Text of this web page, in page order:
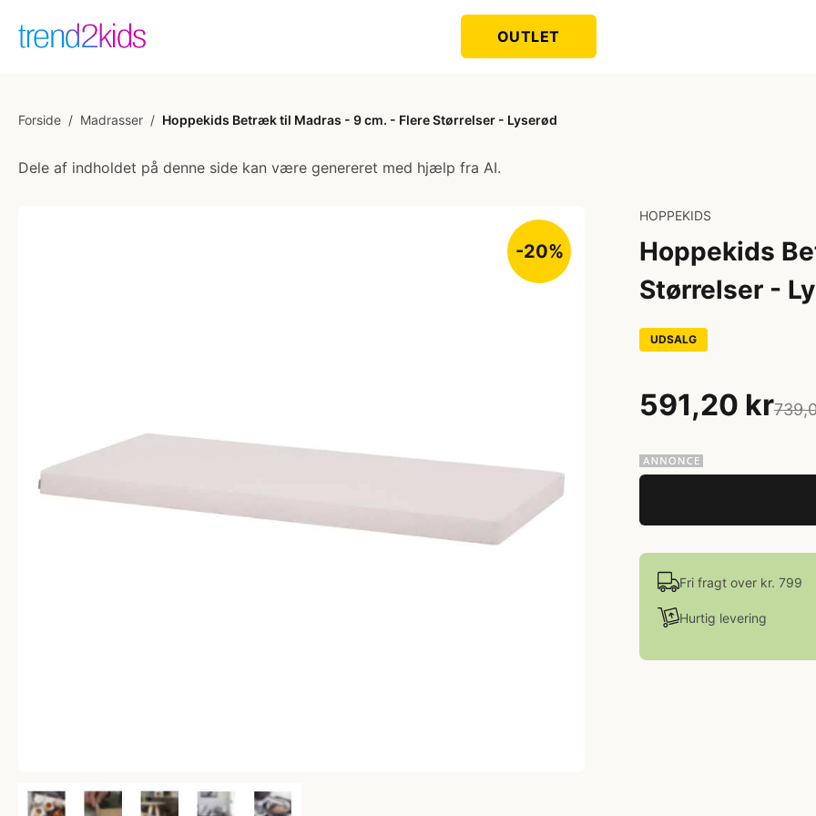
OUTLET
Forside / Madrasser / Hoppekids Betræk til Madras - 9 cm. - Flere Størrelser - Lyserød
Dele af indholdet på denne side kan være genereret med hjælp fra AI.
-20%
HOPPEKIDS
Hoppekids
Størrelser -
UDSALG
591,20 kr
Fri fragt over kr. 799
Hurtig levering